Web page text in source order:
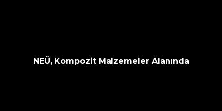
NEÜ, Kompozit Malzemeler Alanında